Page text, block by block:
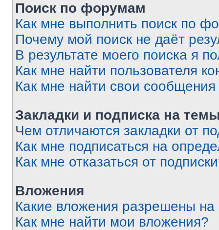
Поиск по форумам
Как мне выполнить поиск по
Почему мой поиск не даёт
В результате моего поиска я
Как мне найти пользователя
Как мне найти свои
Закладки и подписка на
Чем отличаются закладки от
Как мне подписаться на
Как мне отказаться от
Вложения
Какие вложения разрешены
Как мне найти мои вложения?